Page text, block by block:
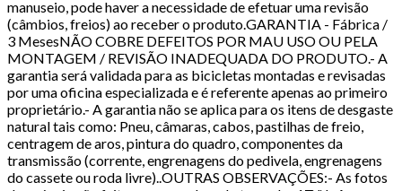
manuseio, pode haver a necessidade de efetuar uma revisão
(câmbios, freios) ao receber o produto.GARANTIA - Fábrica /
3 MesesNÃO COBRE DEFEITOS POR MAU USO OU PELA
MONTAGEM / REVISÃO INADEQUADA DO PRODUTO.- A
garantia será validada para as bicicletas montadas e revisadas
por uma oficina especializada e é referente apenas ao primeiro
proprietário.- A garantia não se aplica para os itens de desgaste
natural tais como: Pneu, câmaras, cabos, pastilhas de freio,
centragem de aros, pintura do quadro, componentes da
transmissão (corrente, engrenagens do pedivela, engrenagens
do cassete ou roda livre)..OUTRAS OBSERVAÇÕES:- As fotos